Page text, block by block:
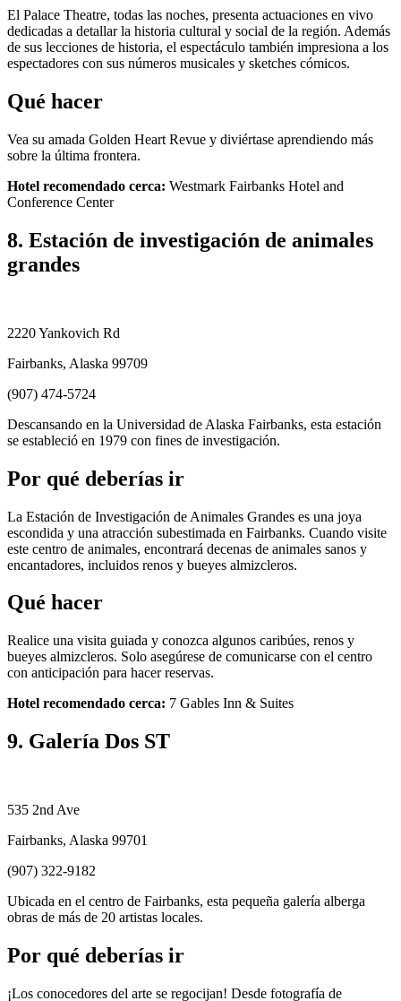
El Palace Theatre, todas las noches, presenta actuaciones en vivo
dedicadas a detallar la historia cultural y social de la región. Además
de sus lecciones de historia, el espectáculo también impresiona a los
espectadores con sus números musicales y sketches cómicos.
Qué hacer
Vea su amada Golden Heart Revue y diviértase aprendiendo más
sobre la última frontera.
Hotel recomendado cerca: Westmark Fairbanks Hotel and
Conference Center
8. Estación de investigación de animales
grandes
2220 Yankovich Rd
Fairbanks, Alaska 99709
(907) 474-5724
Descansando en la Universidad de Alaska Fairbanks, esta estación
se estableció en 1979 con fines de investigación.
Por qué deberías ir
La Estación de Investigación de Animales Grandes es una joya
escondida y una atracción subestimada en Fairbanks. Cuando visite
este centro de animales, encontrará decenas de animales sanos y
encantadores, incluidos renos y bueyes almizcleros.
Qué hacer
Realice una visita guiada y conozca algunos caribúes, renos y
bueyes almizcleros. Solo asegúrese de comunicarse con el centro
con anticipación para hacer reservas.
Hotel recomendado cerca: 7 Gables Inn & Suites
9. Galería Dos ST
535 2nd Ave
Fairbanks, Alaska 99701
(907) 322-9182
Ubicada en el centro de Fairbanks, esta pequeña galería alberga
obras de más de 20 artistas locales.
Por qué deberías ir
¡Los conocedores del arte se regocijan! Desde fotografía de